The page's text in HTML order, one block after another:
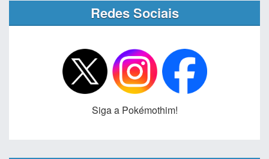
Redes Sociais
Siga a Pokémothim!